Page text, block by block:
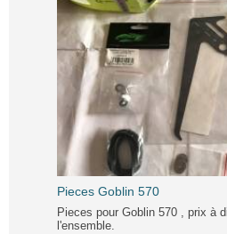
Pieces Goblin 570
Pieces pour Goblin 570 , prix à
l'ensemble.